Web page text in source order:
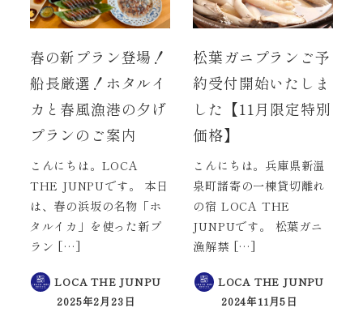
春の新プラン登場！
船長厳選！ホタルイ
カと春風漁港の夕げ
プランのご案内
こんにちは。LOCA
THE JUNPUです。 本日
は、春の浜坂の名物「ホ
タルイカ」を使った新プ
ラン […]
LOCA THE JUNPU
投稿日
2025年2月23日
松葉ガニプランご予
約受付開始いたしま
した【11月限定特別
価格】
こんにちは。兵庫県新温
泉町諸寄の一棟貸切離れ
の宿 LOCA THE
JUNPUです。 松葉ガニ
漁解禁 […]
LOCA THE JUNPU
投稿日
2024年11月5日